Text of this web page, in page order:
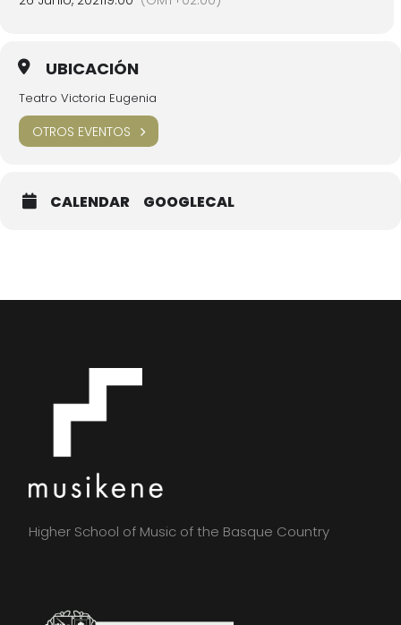
UBICACIÓN
Teatro Victoria Eugenia
OTROS EVENTOS
CALENDAR GOOGLECAL
Higher School of Music of the Basque Country